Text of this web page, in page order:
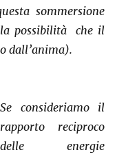
sommersione
possibilità che il
dall’anima).
Se consideriamo il
rapporto reciproco
delle energie